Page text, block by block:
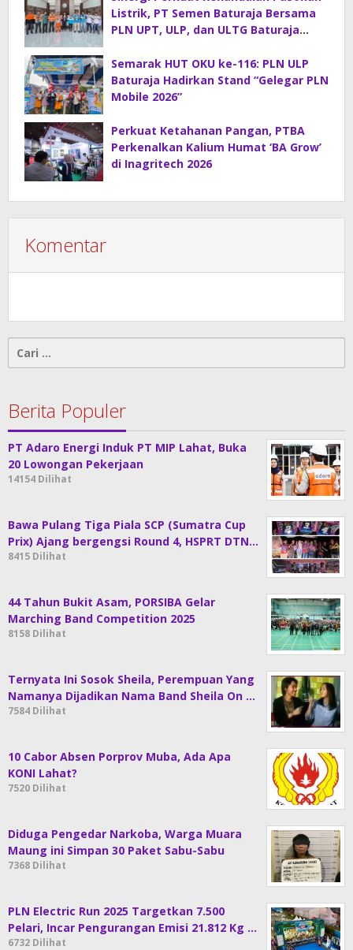
Listrik, PT Semen Baturaja Bersama
PLN UPT, ULP, dan ULTG Baturaja
Semarak HUT OKU ke-116: PLN ULP
Baturaja Hadirkan Stand “Gelegar PLN
Mobile 2026”
Perkuat Ketahanan Pangan, PTBA
Perkenalkan Kalium Humat ‘BA Grow’
di Inagritech 2026
Komentar
untuk:
Berita Populer
PT Adaro Energi Induk PT MIP Lahat, Buka
20 Lowongan Pekerjaan
14154 Dilihat
Bawa Pulang Tiga Piala SCP (Sumatra Cup
Prix) Ajang bergengsi Round 4, HSPRT DTN…
8415 Dilihat
44 Tahun Bukit Asam, PORSIBA Gelar
Marching Band Competition 2025
8158 Dilihat
Ternyata Ini Sosok Sheila, Perempuan Yang
Namanya Dijadikan Nama Band Sheila On …
7584 Dilihat
10 Cabor Absen Porprov Muba, Ada Apa
KONI Lahat?
7520 Dilihat
Diduga Pengedar Narkoba, Warga Muara
Maung ini Simpan 30 Paket Sabu-Sabu
7368 Dilihat
PLN Electric Run 2025 Targetkan 7.500
Pelari, Incar Pengurangan Emisi 21.812 Kg …
6732 Dilihat